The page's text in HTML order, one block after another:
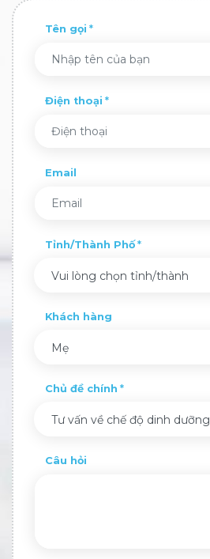
Tên gọi
Điện thoại
Email
Tỉnh/Thành Phố
Vui lòng chọn tỉnh/thành
Khách hàng
Mẹ
Chủ đề chính
Tư vấn về chế độ dinh dưỡng
Câu hỏi